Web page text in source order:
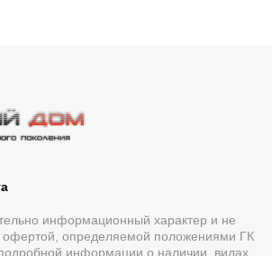
информационный характер и не
офертой, определяемой положениями ГК
информации о наличии, видах,